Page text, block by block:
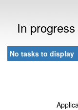
In
No tasks to display